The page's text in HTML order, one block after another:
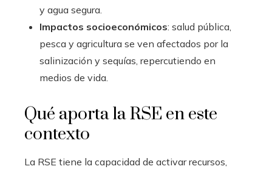
y agua segura.
Impactos socioeconómicos: salud pública,
pesca y agricultura se ven afectados por la
salinización y sequías, repercutiendo en
medios de vida.
Qué aporta la RSE en este
contexto
La RSE tiene la capacidad de activar recursos,